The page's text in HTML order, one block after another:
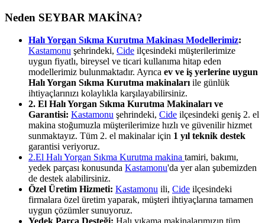
Neden SEYBAR MAKİNA?
Halı Yorgan Sıkma Kurutma Makinası Modellerimiz:
Kastamonu şehrindeki, Cide ilçesindeki müşterilerimize
uygun fiyatlı, bireysel ve ticari kullanıma hitap eden
modellerimiz bulunmaktadır. Ayrıca ev ve iş yerlerine uygun
Halı Yorgan Sıkma Kurutma makinaları ile günlük
ihtiyaçlarınızı kolaylıkla karşılayabilirsiniz.
2. El Halı Yorgan Sıkma Kurutma Makinaları ve
Garantisi: Kastamonu şehrindeki, Cide ilçesindeki geniş 2. el
makina stoğumuzla müşterilerimize hızlı ve güvenilir hizmet
sunmaktayız. Tüm 2. el makinalar için 1 yıl teknik destek
garantisi veriyoruz.
2.El Halı Yorgan Sıkma Kurutma makina tamiri, bakımı,
yedek parçası konusunda Kastamonu'da yer alan şubemizden
de destek alabilirsiniz.
Özel Üretim Hizmeti: Kastamonu ili, Cide ilçesindeki
firmalara özel üretim yaparak, müşteri ihtiyaçlarına tamamen
uygun çözümler sunuyoruz.